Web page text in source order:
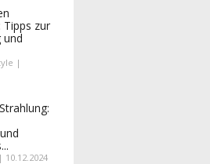
Tipps zur
und
|